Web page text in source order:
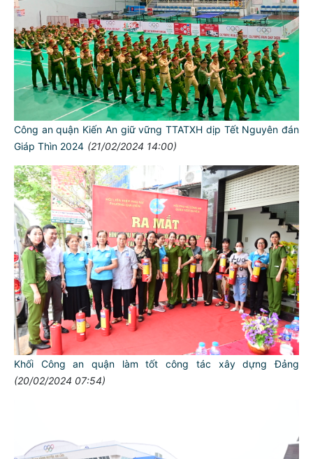
Công an quận Kiến An giữ vững TTATXH dịp Tết Nguyên đán
Giáp Thìn 2024 (21/02/2024 14:00)
Khối Công an quận làm tốt công tác xây dựng Đảng
(20/02/2024 07:54)